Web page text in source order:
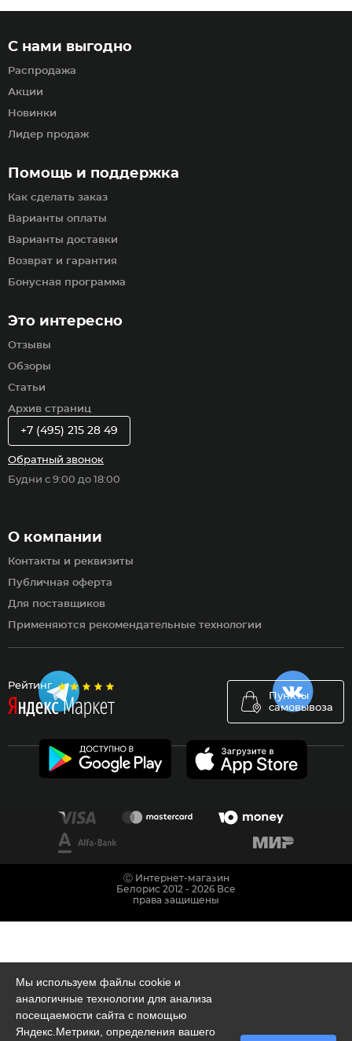
Рейтинг
Пункты
самовывоза
Помощь и поддержка
Как сделать заказ
Варианты оплаты
Варианты доставки
Возврат и гарантия
Бонусная программа
С нами выгодно
Распродажа
Акции
Новинки
Лидер продаж
Это интересно
Отзывы
Обзоры
Статьи
Архив страниц
О компании
Контакты и реквизиты
Публичная оферта
Для поставщиков
Применяются рекомендательные технологии
+7 (495) 215 28 49
Обратный звонок
Будни с 9:00 до 18:00
Мы используем файлы cookie и
аналогичные технологии для анализа
посещаемости сайта с помощью
Яндекс.Метрики, определения вашего
Ⓒ Интернет-магазин
Белорис 2012 - 2026 Все
права защищены